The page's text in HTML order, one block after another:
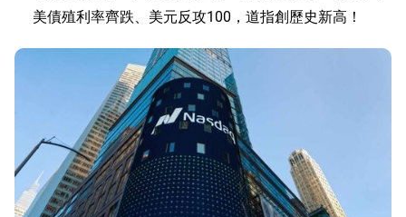
美債殖利率齊跌、美元反攻100，道指創歷史新高！